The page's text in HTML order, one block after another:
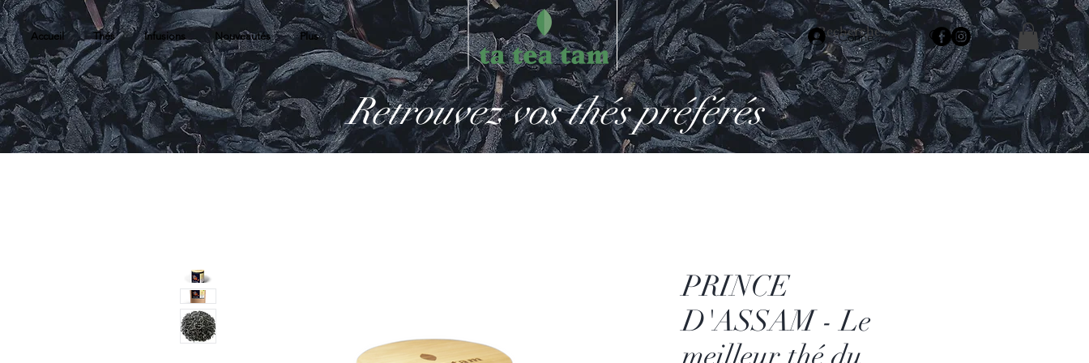
Accueil Thés Infusions Nouveautés Plus Connexion
Retrouvez vos thés préférés
PRINCE
D'ASSAM - Le
meilleur thé du